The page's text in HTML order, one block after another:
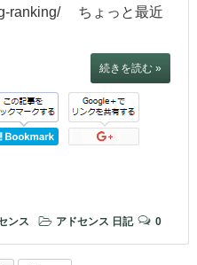
ranking/ ちょっと最近
続きを読む »
ンス アドセンス 日記 0